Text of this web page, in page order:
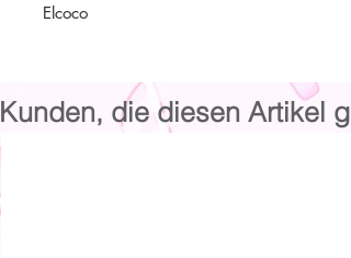
Elcoco
Kunden, die diesen Artikel